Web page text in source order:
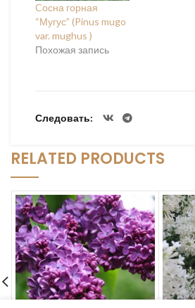
Cосна горная
“Мугус” (Pinus mugo
var. mughus )
Похожая запись
Следовать
RELATED PRODUCTS